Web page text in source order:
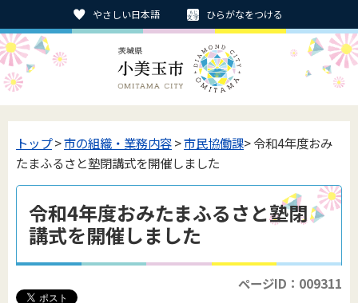
やさしい日本語 ひらがなをつける
トップ>市の組織・業務内容>市民協働課> 令和4年度おみ
たまふるさと塾閉講式を開催しました
令和4年度おみたまふるさと塾閉
講式を開催しました
ページID：009311